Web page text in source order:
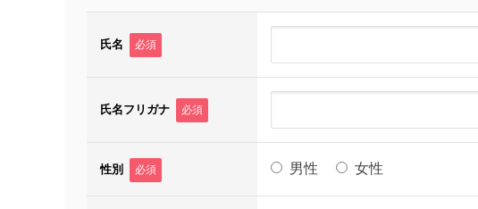
氏名 必須
氏名フリガナ 必須
性別 必須 男性 女性